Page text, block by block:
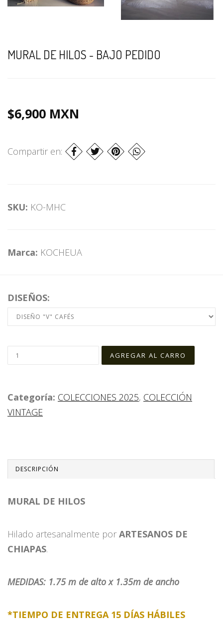
MURAL DE HILOS - BAJO PEDIDO
$6,900 MXN
Compartir en:
SKU: KO-MHC
Marca: KOCHEUA
DISEÑOS:
Categoría: COLECCIONES 2025, COLECCIÓN
VINTAGE
DESCRIPCIÓN
MURAL DE HILOS
Hilado artesanalmente por ARTESANOS DE
CHIAPAS.
MEDIDAS: 1.75 m de alto x 1.35m de ancho
*TIEMPO DE ENTREGA 15 DÍAS HÁBILES